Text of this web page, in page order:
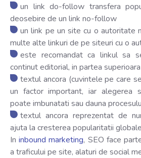
un link do-follow transfera
deosebire de un link no-follow
un link pe un site cu o autoritate
multe alte linkuri de pe siteuri cu o
este recomandat ca linkul sa
continut editorial, in partea
textul ancora (cuvintele pe care
un factor important, iar alegerea
poate imbunatati sau dauna
textul ancora reprezentat de
ajuta la cresterea popularitatii
Ininbound marketing, SEO face
a traficului pe site, alaturi de social